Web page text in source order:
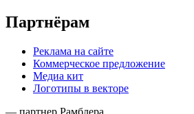
Партнёрам
Реклама на сайте
Коммерческое предложение
Медиа кит
Логотипы в векторе
— партнер Рамблера